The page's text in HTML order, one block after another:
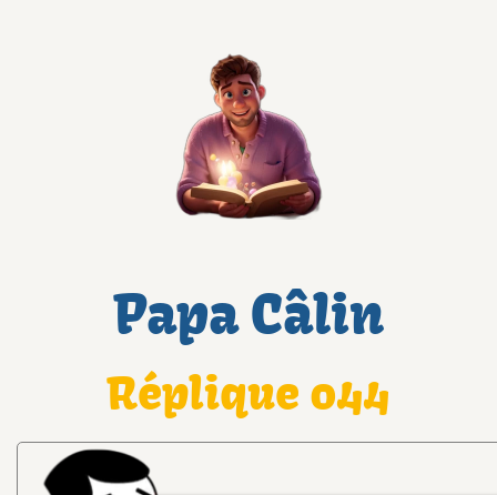
Papa Câlin
Réplique 044